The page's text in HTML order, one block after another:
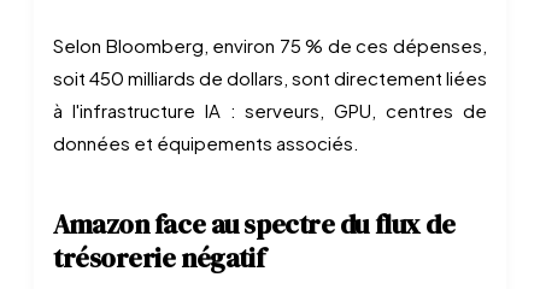
Selon Bloomberg, environ 75 % de ces dépenses,
soit 450 milliards de dollars, sont directement liées
à l'infrastructure IA : serveurs, GPU, centres de
données et équipements associés.
Amazon face au spectre du flux de
trésorerie négatif